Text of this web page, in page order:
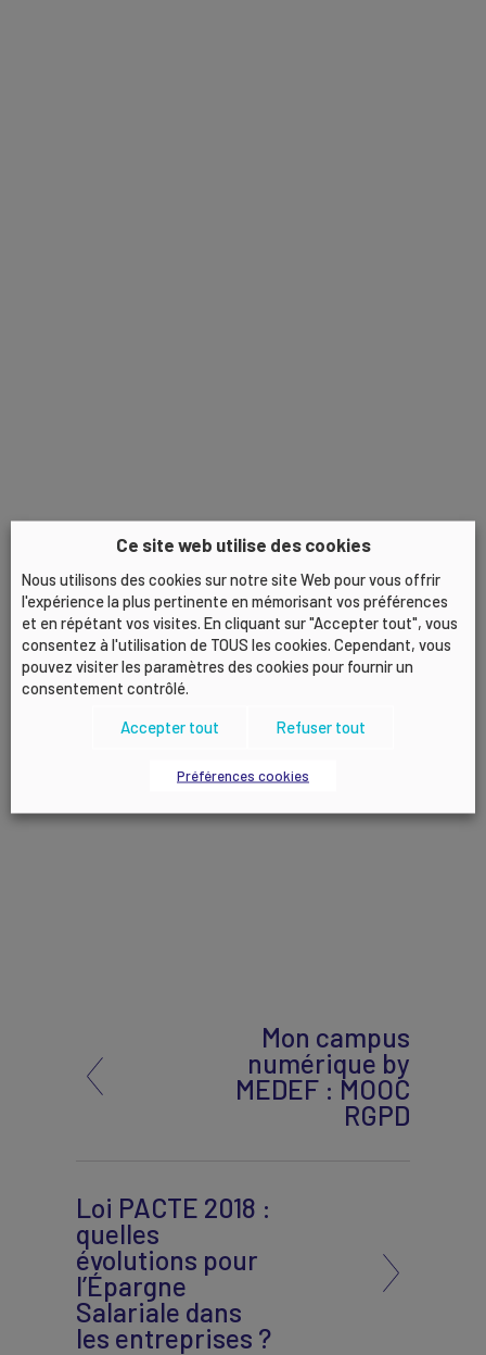
Mon campus
numérique by
MEDEF : MOOC
RGPD
Loi PACTE 2018 :
quelles
évolutions pour
l’Épargne
Salariale dans
les entreprises ?
Ce site web utilise des cookies
Nous utilisons des cookies sur notre site Web pour vous offrir
l'expérience la plus pertinente en mémorisant vos préférences
et en répétant vos visites. En cliquant sur "Accepter tout", vous
consentez à l'utilisation de TOUS les cookies. Cependant, vous
pouvez visiter les paramètres des cookies pour fournir un
consentement contrôlé.
Accepter tout Refuser tout
Préférences cookies